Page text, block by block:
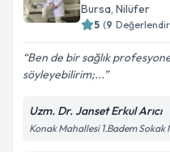
Bursa, Nilüfer
5 (9
Ben de bir sağlık
söyleyebilirim;...
Uzm. Dr. Janset Erkul Arıcı
Konak Mahallesi 1.Badem Sokak